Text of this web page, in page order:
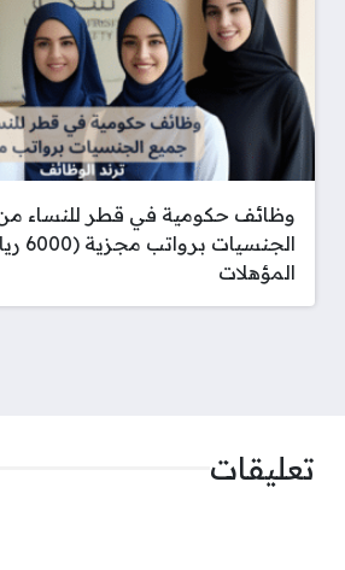
وظائف حكومية في قطر للنساء
المؤهلات
تعليقات